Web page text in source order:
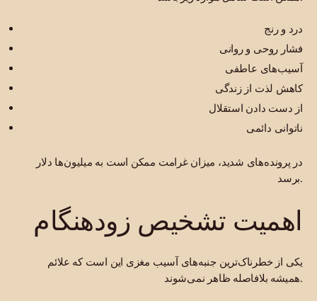
درد و رنج
فشار روحی و روانی
آسیب‌های عاطفی
کاهش لذت از زندگی
از دست دادن استقلال
ناتوانی دائمی
در پرونده‌های شدید، میزان غرامت ممکن است به میلیون‌ها دلار
برسد.
اهمیت تشخیص زودهنگام
یکی از خطرناک‌ترین جنبه‌های آسیب مغزی این است که علائم
همیشه بلافاصله ظاهر نمی‌شوند.